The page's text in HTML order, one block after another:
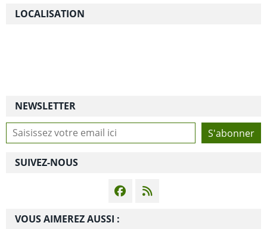
NEWSLETTER
SUIVEZ-NOUS
VOUS AIMEREZ AUSSI :
LOCALISATION